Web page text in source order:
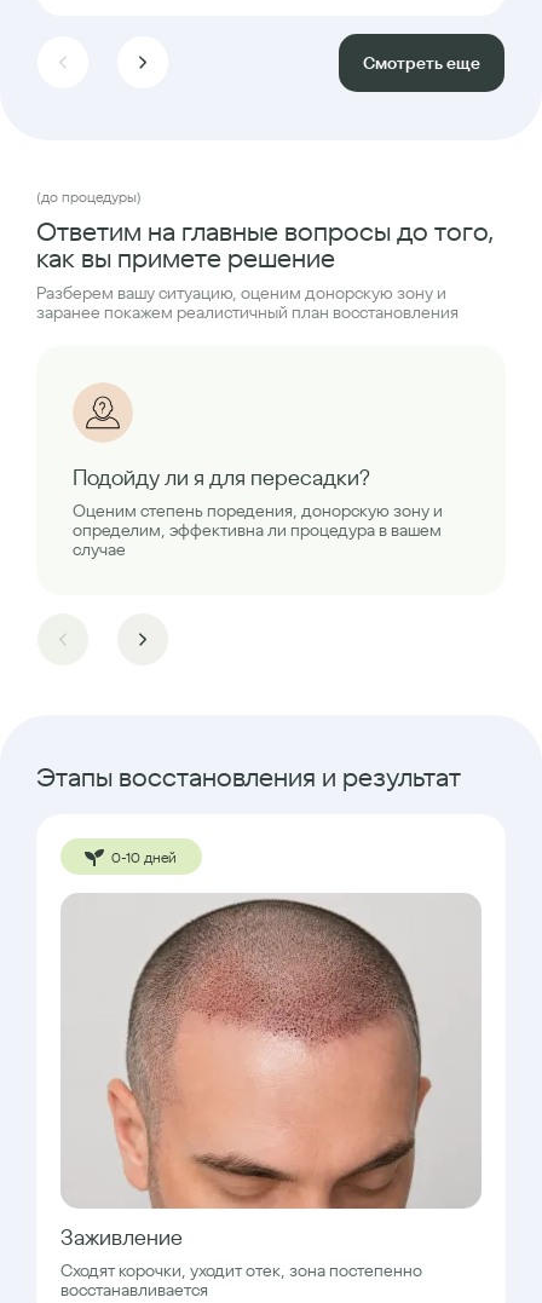
Смотреть еще
(до процедуры)
Ответим на главные вопросы до того,
как вы примете решение
Разберем вашу ситуацию, оценим донорскую зону и
заранее покажем реалистичный план восстановления
Подойду ли я для пересадки?
Оценим степень поредения, донорскую зону и
определим, эффективна ли процедура в вашем
случае
Этапы восстановления и результат
0-10 дней
Заживление
Сходят корочки, уходит отек, зона постепенно
восстанавливается